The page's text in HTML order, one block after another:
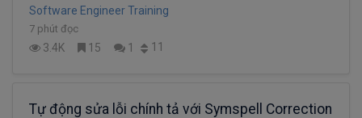
Software Engineer Training
7 phút đọc
3.4K 15 1 11
Tự động sửa lỗi chính tả với Symspell Correction